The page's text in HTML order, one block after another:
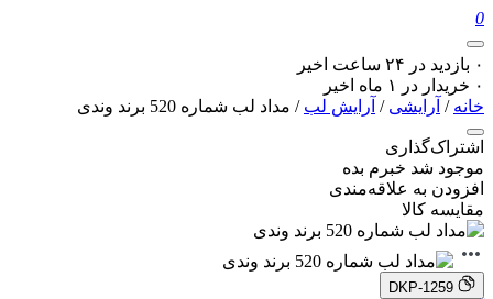
0
۰ بازدید در ۲۴ ساعت اخیر
۰ خریدار در ۱ ماه اخیر
خانه / آرایشی / آرایش لب / مداد لب شماره 520 برند وندی
اشتراک‌گذاری
موجود شد خبرم بده
افزودن به علاقه‌مندی
مقایسه کالا
DKP-1259